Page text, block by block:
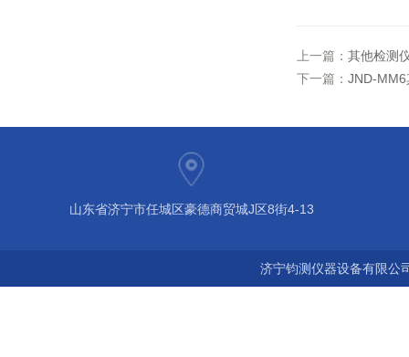
上一篇： 其他检测
下一篇： JND-
山东省济宁市任城区豪德商贸城J区8街4-13
济宁钧测仪器设备有限